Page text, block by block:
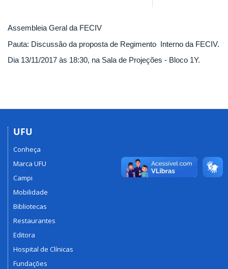
Assembleia Geral da FECIV
Pauta: Discussão da proposta de Regimento Interno da FECIV.
Dia 13/11/2017 às 18:30, na Sala de Projeções - Bloco 1Y.
UFU
Conheça
Marca UFU
Campi
Mobilidade
Bibliotecas
Restaurantes
Editora
Hospital de Clínicas
Fundações